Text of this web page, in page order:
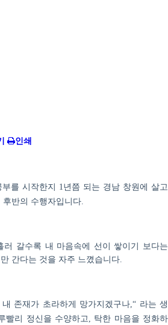
인쇄
를 시작한지 1 년쯤 되는 경남 창원에 살고
후반의 수행자입니다
러 갈수록 내 마음속에 선이 쌓이기 보다는
간다는 것을 자주 느꼈습니다
존재가 초라하게 망가지겠구나 ,“ 라는 생
빨리 정신을 수양하고 탁한 마음을 정화하